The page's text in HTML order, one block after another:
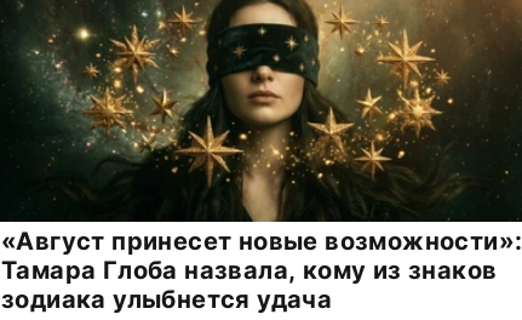
«Август принесет новые возможности»:
Тамара Глоба назвала, кому из знаков
зодиака улыбнется удача